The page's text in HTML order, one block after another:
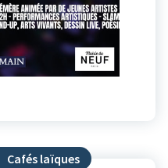
Cafés laïques